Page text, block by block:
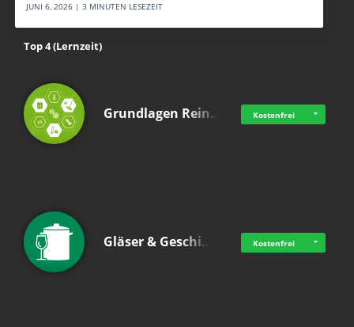
JUNI 6, 2026 | 3 MINUTEN LESEZEIT
Top 4 (Lernzeit)
Grundlagen Rein… Kostenfrei
Gläser & Geschi… Kostenfrei